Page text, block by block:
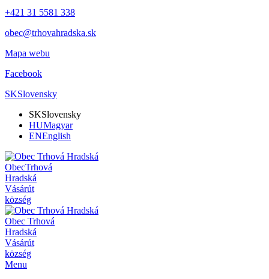
+421 31 5581 338
obec@trhovahradska.sk
Mapa webu
Facebook
SKSlovensky
SKSlovensky
HUMagyar
ENEnglish
ObecTrhová
Hradská
Vásárút
község
Obec Trhová
Hradská
Vásárút
község
Menu